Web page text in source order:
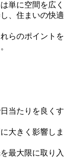
単に空間を広く
、住まいの快適
らのポイントを
当たりを良くす
大きく影響しま
最大限に取り入